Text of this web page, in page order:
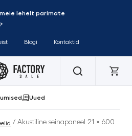
lehelt parimate
Blogi Kontaktid
Uued
/ Akustiline seinapaneel 21 × 600